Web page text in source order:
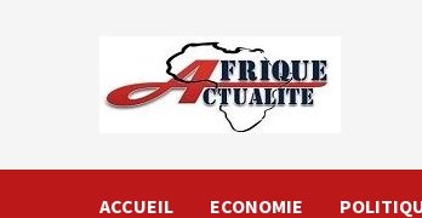
ACCUEIL ECONOMIE